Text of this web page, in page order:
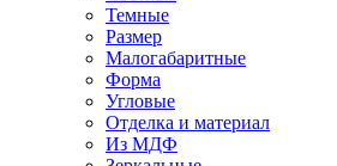
Темные
Размер
Малогабаритные
Форма
Угловые
Отделка и материал
Из МДФ